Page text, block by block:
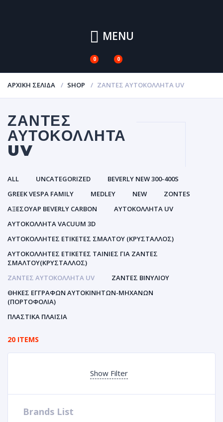
MENU
0 0
ΑΡΧΙΚΉ ΣΕΛΊΔΑ SHOP ΖΆΝΤΕΣ ΑΥΤΟΚΌΛΛΗΤΑ UV
ΖΆΝΤΕΣ
ΑΥΤΟΚΌΛΛΗΤΑ
UV
ALL UNCATEGORIZED
BEVERLY NEW 300-400S
GREEK VESPA FAMILY
MEDLEY NEW
ZONTES
ΑΞΕΣΟΥΑΡ BEVERLY CARBON
ΑΥΤΟΚΌΛΛΗΤΑ UV
ΑΥΤΟΚΌΛΛΗΤΑ VACUUM 3D
ΑΥΤΟΚΌΛΛΗΤΕΣ ΕΤΙΚΈΤΕΣ ΣΜΆΛΤΟΥ (ΚΡΥΣΤΑΛΛΟΣ)
ΑΥΤΟΚΌΛΛΗΤΕΣ ΕΤΙΚΈΤΕΣ ΤΑΙΝΊΕΣ ΓΙΑ ΖΆΝΤΕΣ
ΣΜΆΛΤΟΥ(ΚΡΎΣΤΑΛΛΟΣ)
ΖΆΝΤΕΣ ΑΥΤΟΚΌΛΛΗΤΑ UV
ΖΆΝΤΕΣ ΒΙΝΥΛΊΟΥ
ΘΉΚΕΣ ΕΓΓΡΆΦΩΝ ΑΥΤΟΚΙΝΗΤΩΝ-ΜΗΧΑΝΩΝ
(ΠΟΡΤΟΦΌΛΙΑ)
ΠΛΑΣΤΙΚΆ ΠΛΑΊΣΙΑ
20 ITEMS
Show Filter
Brands List